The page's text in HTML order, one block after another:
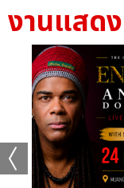
งานแสดง